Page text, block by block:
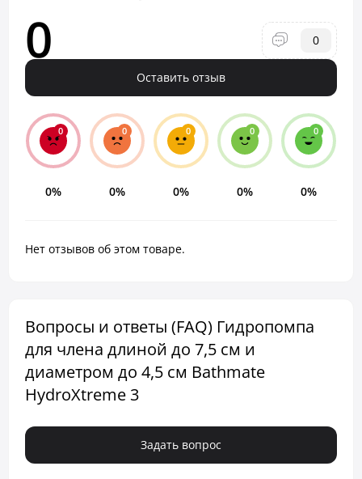
0 0
Оставить отзыв
0
0%
0
0%
0
0%
0
0%
0
0%
Нет отзывов об этом товаре.
Вопросы и ответы (FAQ) Гидропомпа
для члена длиной до 7,5 см и
диаметром до 4,5 см Bathmate
HydroXtreme 3
Задать вопрос